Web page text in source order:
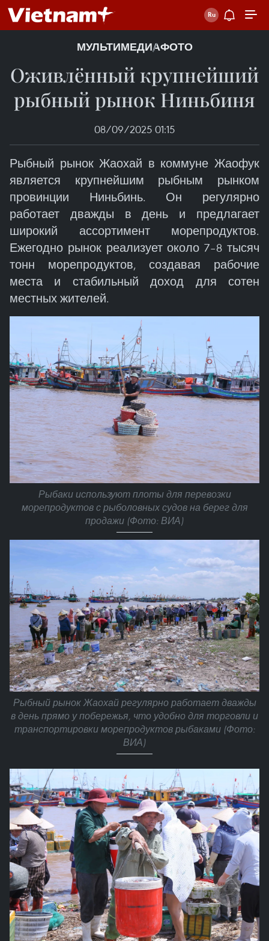
МУЛЬТИМЕДИАФОТО
Оживлённый крупнейший
рыбный рынок Ниньбиня
08/09/2025 01:15
Рыбный рынок Жаохай в коммуне Жаофук
является крупнейшим рыбным рынком
провинции Ниньбинь. Он регулярно
работает дважды в день и предлагает
широкий ассортимент морепродуктов.
Ежегодно рынок реализует около 7–8 тысяч
тонн морепродуктов, создавая рабочие
места и стабильный доход для сотен
местных жителей.
Рыбаки используют плоты для перевозки
морепродуктов с рыболовных судов на берег для
продажи (Фото: ВИА)
Рыбный рынок Жаохай регулярно работает дважды
в день прямо у побережья, что удобно для торговли и
транспортировки морепродуктов рыбаками (Фото:
ВИА)